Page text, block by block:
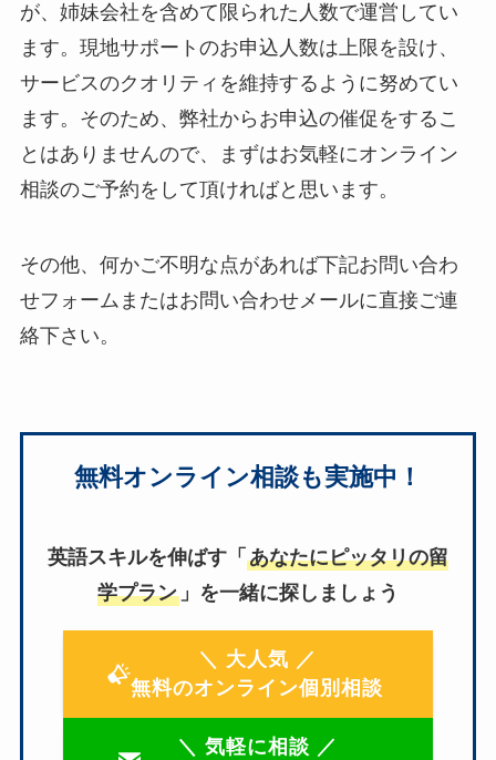
が、姉妹会社を含めて限られた人数で運営してい
ます。現地サポートのお申込人数は上限を設け、
サービスのクオリティを維持するように努めてい
ます。そのため、弊社からお申込の催促をするこ
とはありませんので、まずはお気軽にオンライン
相談のご予約をして頂ければと思います。
その他、何かご不明な点があれば下記お問い合わ
せフォームまたはお問い合わせメールに直接ご連
絡下さい。
無料オンライン相談も実施中！
英語スキルを伸ばす「 あなたにピッタリの留
学プラン 」を一緒に探しましょう
＼ 大人気 ／
無料のオンライン個別相談
＼ 気軽に相談 ／